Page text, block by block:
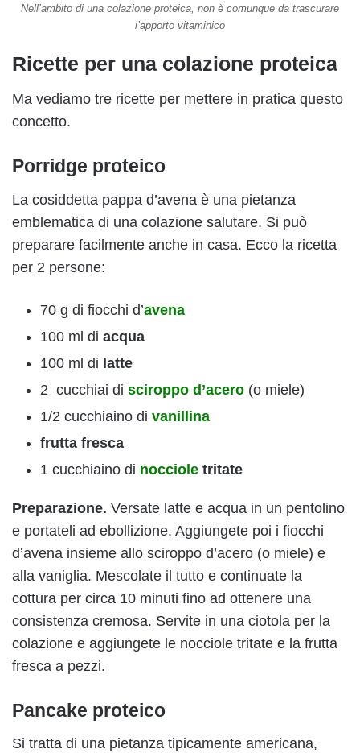
Nell’ambito di una colazione proteica, non è comunque da trascurare
l’apporto vitaminico
Ricette per una colazione proteica
Ma vediamo tre ricette per mettere in pratica questo
concetto.
Porridge proteico
La cosiddetta pappa d’avena è una pietanza
emblematica di una colazione salutare. Si può
preparare facilmente anche in casa. Ecco la ricetta
per 2 persone:
70 g di fiocchi d’avena
100 ml di acqua
100 ml di latte
2 cucchiai di sciroppo d’acero (o miele)
1/2 cucchiaino di vanillina
frutta fresca
1 cucchiaino di nocciole tritate
Preparazione. Versate latte e acqua in un pentolino
e portateli ad ebollizione. Aggiungete poi i fiocchi
d’avena insieme allo sciroppo d’acero (o miele) e
alla vaniglia. Mescolate il tutto e continuate la
cottura per circa 10 minuti fino ad ottenere una
consistenza cremosa. Servite in una ciotola per la
colazione e aggiungete le nocciole tritate e la frutta
fresca a pezzi.
Pancake proteico
Si tratta di una pietanza tipicamente americana,